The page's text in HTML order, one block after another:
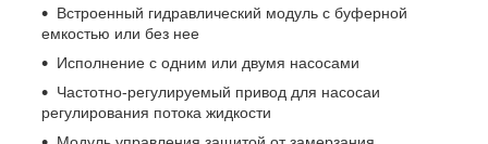
Встроенный гидравлический модуль с буферной
емкостью или без нее
Исполнение с одним или двумя насосами
Частотно-регулируемый привод для насосаи
регулирования потока жидкости